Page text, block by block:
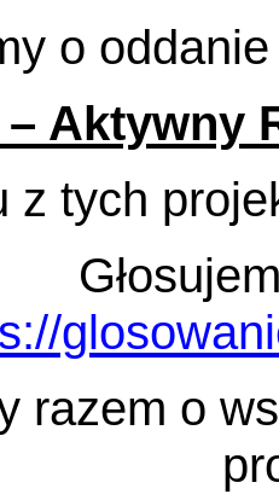
o
– Aktywny
z tych
razem o